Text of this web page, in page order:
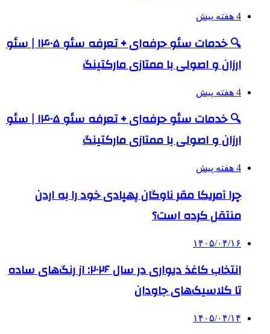
4 هفته پیش
🔍 خدمات سئو حرفه‌ای + تعرفه سئو ۱۴۰۵ | سئو
ارزان و اصولی با ممتازی مارکتینگ
4 هفته پیش
🔍 خدمات سئو حرفه‌ای + تعرفه سئو ۱۴۰۵ | سئو
ارزان و اصولی با ممتازی مارکتینگ
4 هفته پیش
چرا آمریکا مقر ناوگان پهپادی خود را به اردن
منتقل کرده است؟
۱۴۰۵/۰۴/۱۶
انتخاب کاغذ دیواری در سال ۲۰۲۶: از رنگ‌های ساده
تا کلاسیک‌های جاودان
۱۴۰۵/۰۴/۱۴